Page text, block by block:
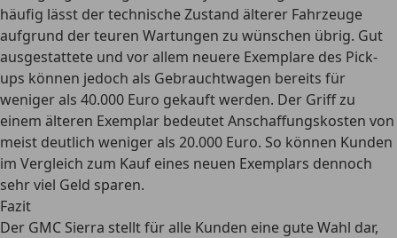
häufig lässt der technische Zustand älterer Fahrzeuge
aufgrund der teuren Wartungen zu wünschen übrig. Gut
ausgestattete und vor allem neuere Exemplare des Pick-
ups können jedoch als Gebrauchtwagen bereits für
weniger als 40.000 Euro gekauft werden. Der Griff zu
einem älteren Exemplar bedeutet Anschaffungskosten von
meist deutlich weniger als 20.000 Euro. So können Kunden
im Vergleich zum Kauf eines neuen Exemplars dennoch
sehr viel Geld sparen.
Fazit
Der GMC Sierra stellt für alle Kunden eine gute Wahl dar,